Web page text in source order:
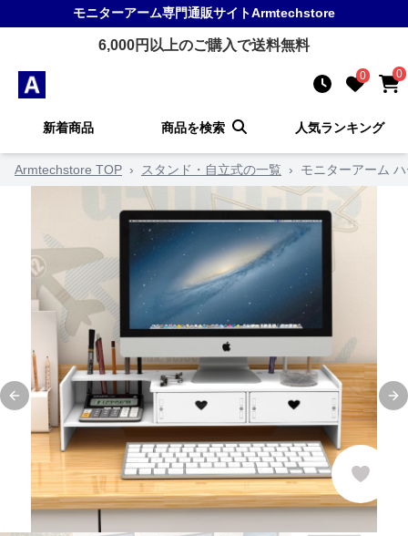
モニターアーム専門通販サイトArmtechstore
6,000円以上のご購入で送料無料
0 0
新着商品 商品を検索 人気ランキング
Armtechstore TOP › スタンド・自立式の一覧 › モニターアーム
Previous slide